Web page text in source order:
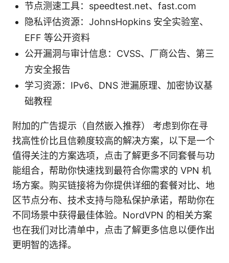
节点测速工具：speedtest.net、fast.com
隐私评估资源：JohnsHopkins 安全实验室、
EFF 等公开资料
公开漏洞与审计信息：CVSS、厂商公告、第三
方安全报告
学习资源：IPv6、DNS 泄漏原理、加密协议基
础教程
附加的广告提示（自然嵌入推荐） 考虑到你在寻
找高性价比且信赖度较高的解决方案，以下是一个
值得关注的方案选项，点击了解更多不同套餐与功
能组合，帮助你快速找到最符合你需求的 VPN 机
场方案。购买链接将为你提供详细的套餐对比、地
区节点分布、技术支持与隐私保护承诺，帮助你在
不同场景中获得最佳体验。NordVPN 的相关方案
也在我们对比清单中，点击了解更多信息以便作出
更明智的选择。